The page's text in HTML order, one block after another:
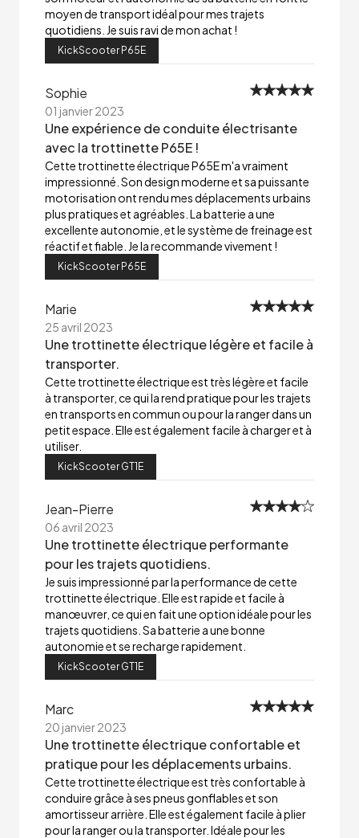
moyen de transport idéal pour mes trajets
quotidiens. Je suis ravi de mon achat !
KickScooter P65E
Sophie
01 janvier 2023
Une expérience de conduite électrisante
avec la trottinette P65E !
Cette trottinette électrique P65E m'a vraiment
impressionné. Son design moderne et sa puissante
motorisation ont rendu mes déplacements urbains
plus pratiques et agréables. La batterie a une
excellente autonomie, et le système de freinage est
réactif et fiable. Je la recommande vivement !
KickScooter P65E
Marie
25 avril 2023
Une trottinette électrique légère et facile à
transporter.
Cette trottinette électrique est très légère et facile
à transporter, ce qui la rend pratique pour les trajets
en transports en commun ou pour la ranger dans un
petit espace. Elle est également facile à charger et à
utiliser.
KickScooter GT1E
Jean-Pierre
06 avril 2023
Une trottinette électrique performante
pour les trajets quotidiens.
Je suis impressionné par la performance de cette
trottinette électrique. Elle est rapide et facile à
manœuvrer, ce qui en fait une option idéale pour les
trajets quotidiens. Sa batterie a une bonne
autonomie et se recharge rapidement.
KickScooter GT1E
Marc
20 janvier 2023
Une trottinette électrique confortable et
pratique pour les déplacements urbains.
Cette trottinette électrique est très confortable à
conduire grâce à ses pneus gonflables et son
amortisseur arrière. Elle est également facile à plier
pour la ranger ou la transporter. Idéale pour les